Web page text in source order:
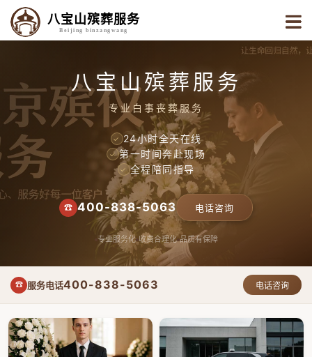
八宝山殡葬服务
Beijing binzangwang
八宝山殡葬服务
专业白事丧葬服务
✓ 24小时全天在线
✓ 第一时间奔赴现场
✓ 全程陪同指导
☎ 400-838-5063 电话咨询
专业服务化 收费合理化 品质有保障
☎ 服务电话400-838-5063 电话咨询